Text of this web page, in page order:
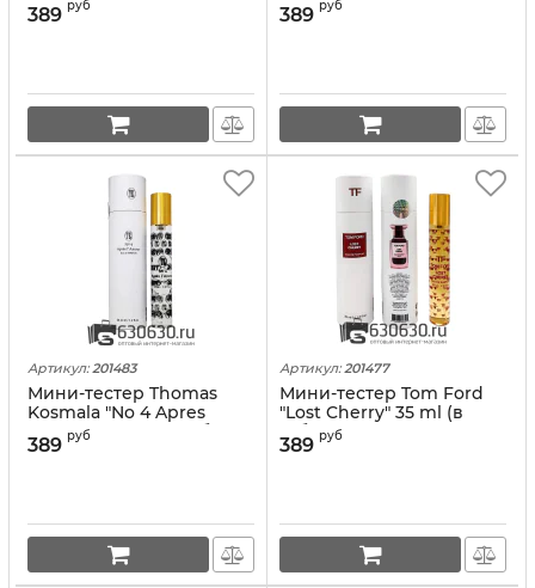
389 руб 389 руб
Артикул: 201483
Мини-тестер Thomas
Kosmala "No 4 Apres
L'Amour" 35 ml (в тубе)
389 руб
Артикул: 201477
Мини-тестер Tom Ford
"Lost Cherry" 35 ml (в
тубе)
389 руб